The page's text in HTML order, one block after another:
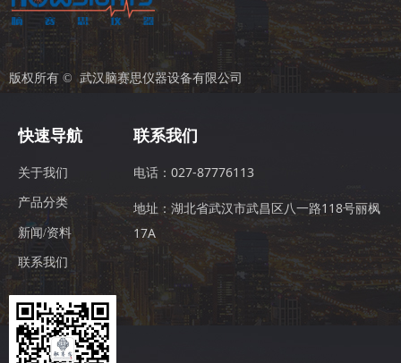
版权所有 © 武汉脑赛思仪器设备有限公司
快速导航
关于我们
产品分类
新闻/资料
联系我们
联系我们
电话：027-87776113
地址：湖北省武汉市武昌区八一路118号丽枫
17A